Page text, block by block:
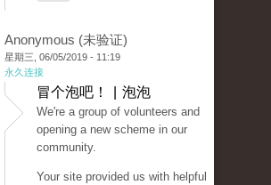
Anonymous (未验证)
星期三, 06/05/2019 - 11:19
永久连接
冒个泡吧！ | 泡泡
We're a group of volunteers and
opening a new scheme in our
community.
Your site provided us with helpful